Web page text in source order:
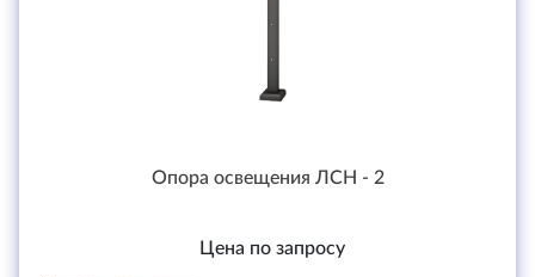
Опора освещения ЛСН - 2
Цена по запросу